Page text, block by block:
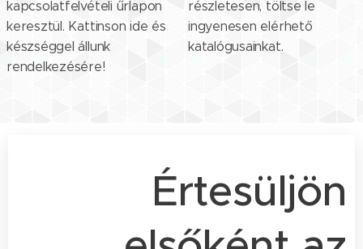
kapcsolatfelvételi űrlapon
keresztül. Kattinson ide és
készséggel állunk
rendelkezésére!
részletesen, töltse le
ingyenesen elérhető
katalógusainkat.
Értesüljön